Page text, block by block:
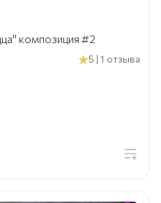
композиция #2
5 | 1 отзыва